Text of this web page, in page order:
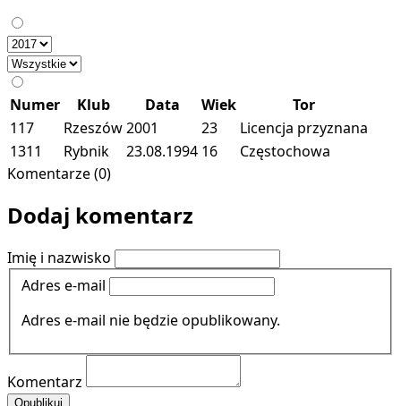
Numer Klub Data Wiek
Tor
117
Rzeszów2001 23
Licencja przyznana
1311
Rybnik 23.08.1994 16
Częstochowa
Komentarze (0)
Dodaj komentarz
Imię i nazwisko
Adres e-mail
Adres e-mail nie będzie opublikowany.
Komentarz
Opublikuj